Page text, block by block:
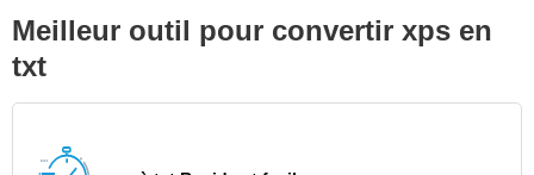
Meilleur outil pour convertir xps en
txt